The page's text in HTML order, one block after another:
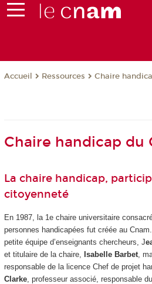
Accueil Ressources Chaire
Chaire handicap du
La chaire handicap,
citoyenneté
En 1987, la 1e chaire universitaire
personnes handicapées fut créée au
petite équipe d’enseignants chercheurs, J
et titulaire de la chaire,
Isabelle Barbet,
responsable de la licence Chef de projet
Clarke, professeur associé, responsable